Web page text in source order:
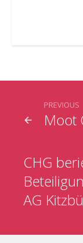
Moot
PREVIOUS
CHG
AG